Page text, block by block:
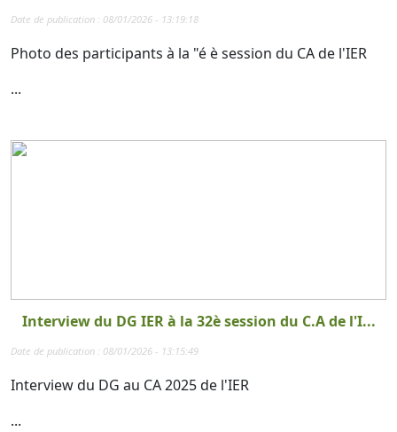
Date de publication : 08/01/2026 - 13:19:18
Photo des participants à la "é è session du CA de l'IER
...
Interview du DG IER à la 32è session du C.A de l'I...
Date de publication : 08/01/2026 - 13:15:49
Interview du DG au CA 2025 de l'IER
...